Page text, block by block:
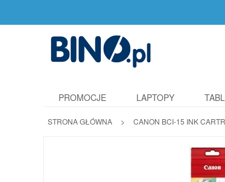
PROMOCJE LAPTOPY
STRONA GŁÓWNA > CANON BCI-15 INK